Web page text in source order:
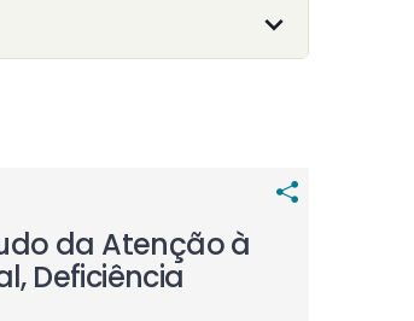
da Atenção à
Deficiência